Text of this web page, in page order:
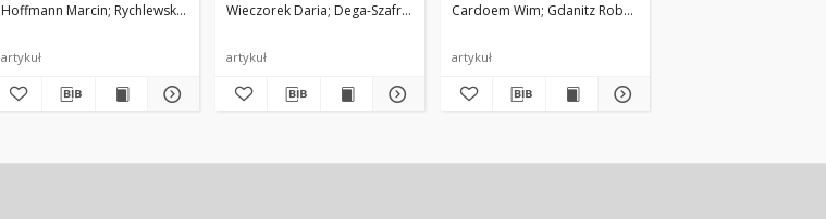
Hoffmann Marcin Rychlewska Urszula, Rychlewski Jacek
artykuł
Wieczorek Daria Dega-Szafran Zofia, Szafran Mirosław, Szymusiak Henryk, Zieliński Ryszard,
artykuł
Cardoem Wim Gdanitz Robert J.
artykuł